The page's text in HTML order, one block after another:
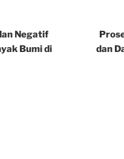
Negatif
Bumi di
dan